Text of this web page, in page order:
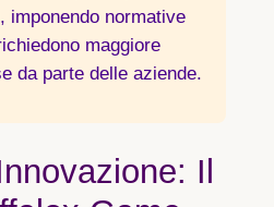
imponendo normative
maggiore
da parte delle aziende.
Il